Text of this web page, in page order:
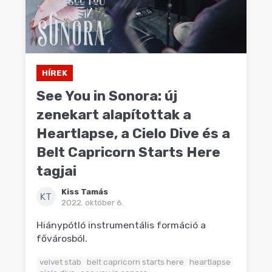
HÍREK
See You in Sonora: új
zenekart alapítottak a
Heartlapse, a Cielo Dive és a
Belt Capricorn Starts Here
tagjai
KT
Kiss Tamás
2022. október 6.
Hiánypótló instrumentális formáció a
fővárosból.
velvet stab belt capricorn starts here
heartlapse